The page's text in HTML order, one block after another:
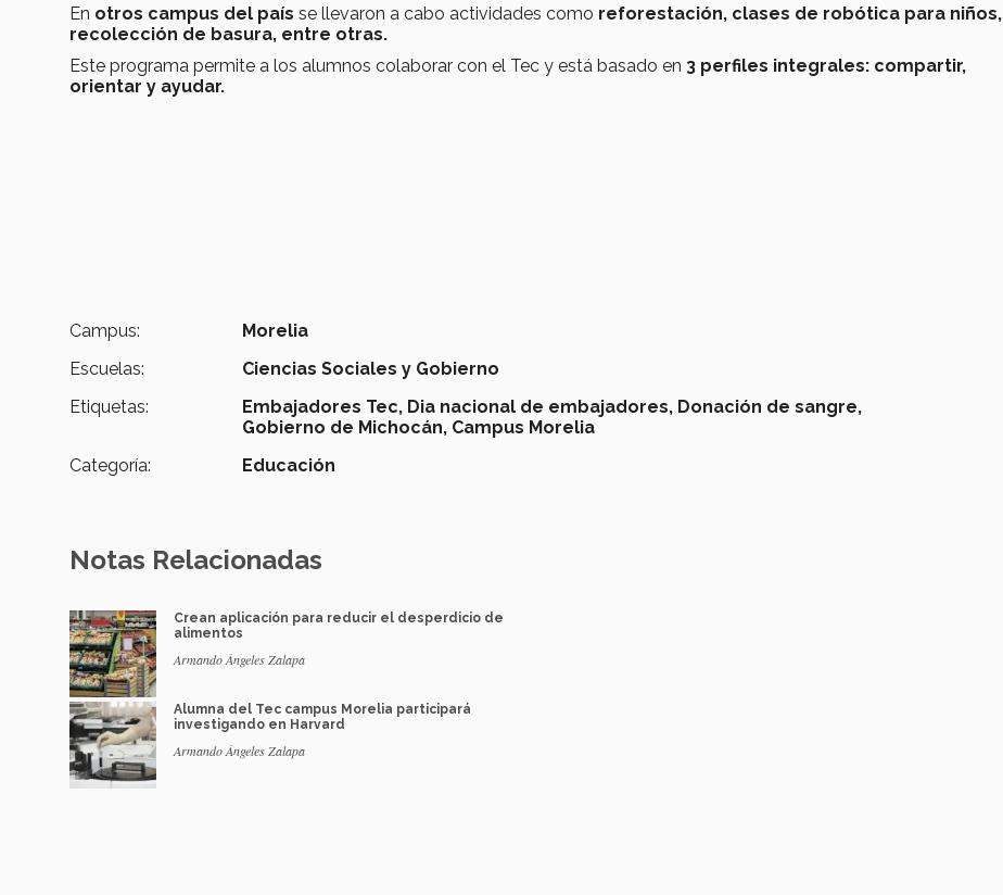
En otros campus del país se llevaron a cabo actividades como reforestación, clases de robótica para niños,
recolección de basura, entre otras.
Este programa permite a los alumnos colaborar con el Tec y está basado en 3 perfiles integrales: compartir,
orientar y ayudar.
Campus:
Morelia
Escuelas:
Ciencias Sociales y Gobierno
Etiquetas:
Embajadores Tec, Dia nacional de embajadores, Donación de sangre,
Gobierno de Michocán, Campus Morelia
Categoría:
Educación
Notas Relacionadas
Crean aplicación para reducir el desperdicio de
alimentos
Armando Ángeles Zalapa
Alumna del Tec campus Morelia participará
investigando en Harvard
Armando Ángeles Zalapa